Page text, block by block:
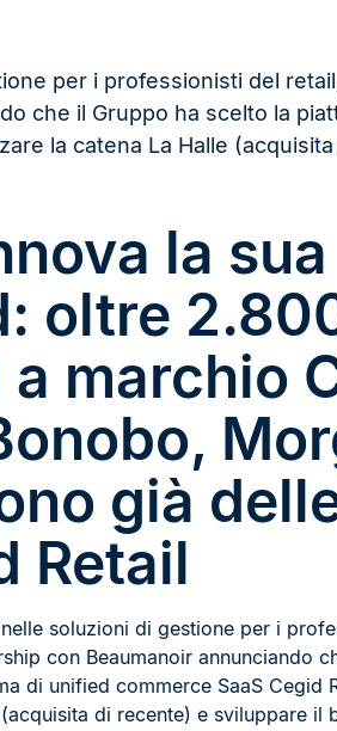
per i professionisti del
che il Gruppo ha scelto la
la catena La Halle
la sua
oltre
marchio
già
Retail
soluzioni di gestione per i
con Beaumanoir annunciando
di unified commerce SaaS Cegid
di recente) e sviluppare il